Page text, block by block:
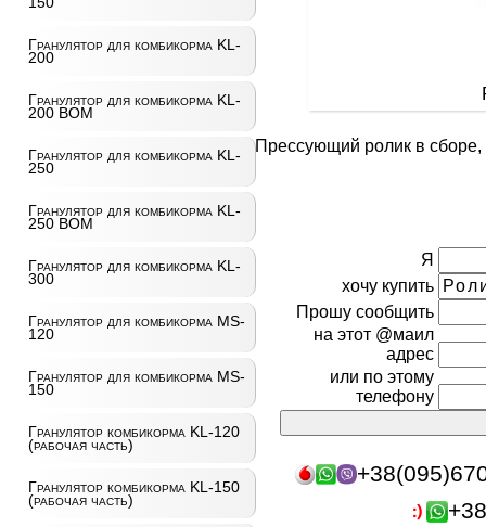
Гранулятор для комбикорма KL-
200
Гранулятор для комбикорма KL-
200 ВОМ
Гранулятор для комбикорма KL-
250
Гранулятор для комбикорма KL-
250 ВОМ
Гранулятор для комбикорма KL-
300
Гранулятор для комбикорма MS-
120
Гранулятор для комбикорма MS-
150
Гранулятор комбикорма KL-120
(рабочая часть)
Гранулятор комбикорма KL-150
(рабочая часть)
Прессующий ролик в сборе,
Я
хочу купить
Прошу сообщить
на этот @маил
адрес
или по этому
телефону